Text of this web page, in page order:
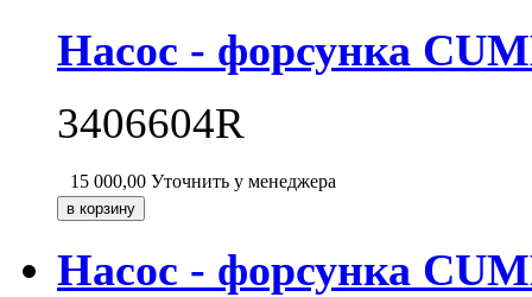
Насос - форсунка
3406604R
15 000,00 Уточнить у менеджера
Насос - форсунка